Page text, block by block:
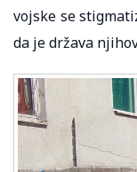
vojske se
da je država